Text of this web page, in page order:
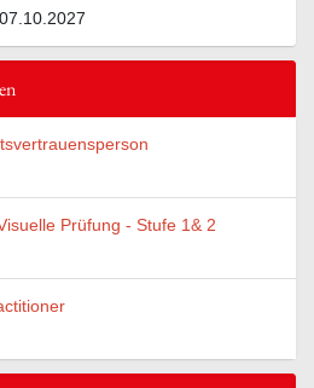
Prüfung - Stufe 1& 2